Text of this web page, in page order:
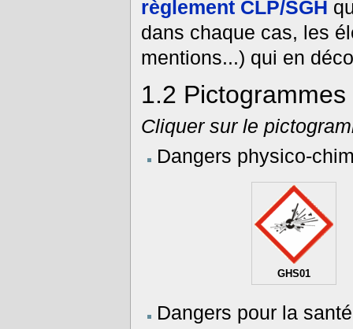
règlement CLP/SGH
dans chaque cas, les
mentions...) qui en
1.2 Pictogrammes
Cliquer sur le
Dangers physico-
GHS01
Dangers pour la